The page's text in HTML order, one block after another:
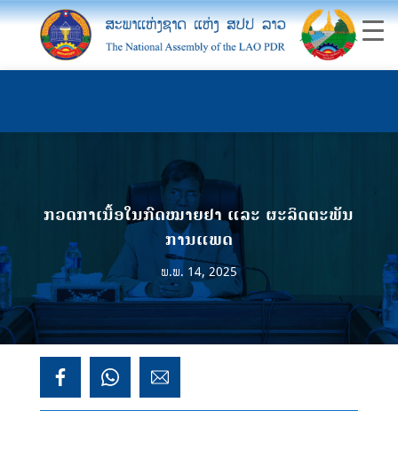
ກວດກາເນື້ອໃນກົດໝາຍຢາ ແລະ ຜະລິດຕະພັນ
ການແພດ
ພ.ພ. 14, 2025